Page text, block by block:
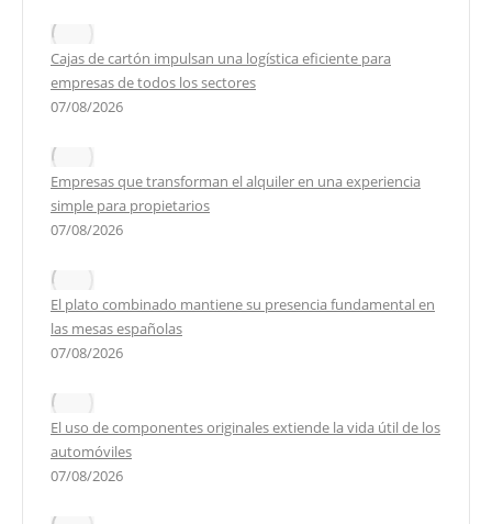
Cajas de cartón impulsan una logística eficiente para
empresas de todos los sectores
07/08/2026
Empresas que transforman el alquiler en una experiencia
simple para propietarios
07/08/2026
El plato combinado mantiene su presencia fundamental en
las mesas españolas
07/08/2026
El uso de componentes originales extiende la vida útil de los
automóviles
07/08/2026